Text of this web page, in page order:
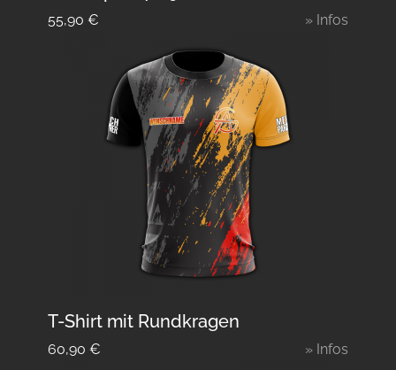
55,90 € » Infos
T-Shirt mit Rundkragen
60,90 € » Infos